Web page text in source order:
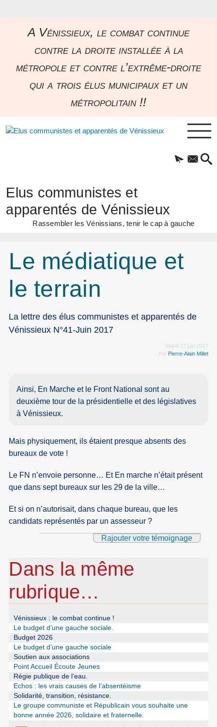
A Vénissieux, le combat continue
contre la droite installée à la
métropole et contre l’extrême-droite
qui a trois élus municipaux et un
métropolitain !!
Elus communistes et
apparentés de Vénissieux
Rassembler les Vénissians, tenir le cap à gauche
Le médiatique et
le terrain
La lettre des élus communistes et apparentés de
Vénissieux N°41-Juin 2017
Mardi 27 juin 2017
Par Pierre-Alain Millet
Ainsi, En Marche et le Front National sont au
deuxième tour de la présidentielle et des législatives
à Vénissieux.
Mais physiquement, ils étaient presque absents des
bureaux de vote !
Le FN n’envoie personne… Et En marche n’était présent
que dans sept bureaux sur les 29 de la ville…
Et si on n’autorisait, dans chaque bureau, que les
candidats représentés par un assesseur ?
Rajouter votre témoignage
Dans la même
rubrique…
Vénissieux : le combat continue !
Le budget d’une gauche sociale.
Budget 2026
Le budget d’une gauche sociale
Soutien aux associations
Point Accueil Écoute Jeunes
Régie publique de l’eau.
Echos : les vrais causes de l’absentéisme
Solidarité, transition, résistance.
Le groupe communiste et Républicain vous souhaite une
bonne année 2026, solidaire et fraternelle.